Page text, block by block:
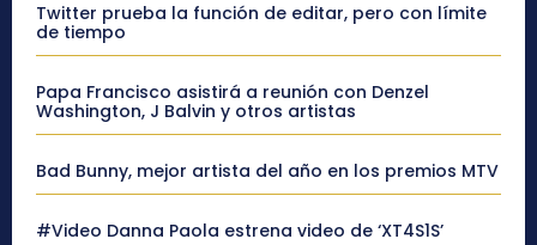
Twitter prueba la función de editar, pero con límite
de tiempo
Papa Francisco asistirá a reunión con Denzel
Washington, J Balvin y otros artistas
Bad Bunny, mejor artista del año en los premios MTV
#Video Danna Paola estrena video de ‘XT4S1S’